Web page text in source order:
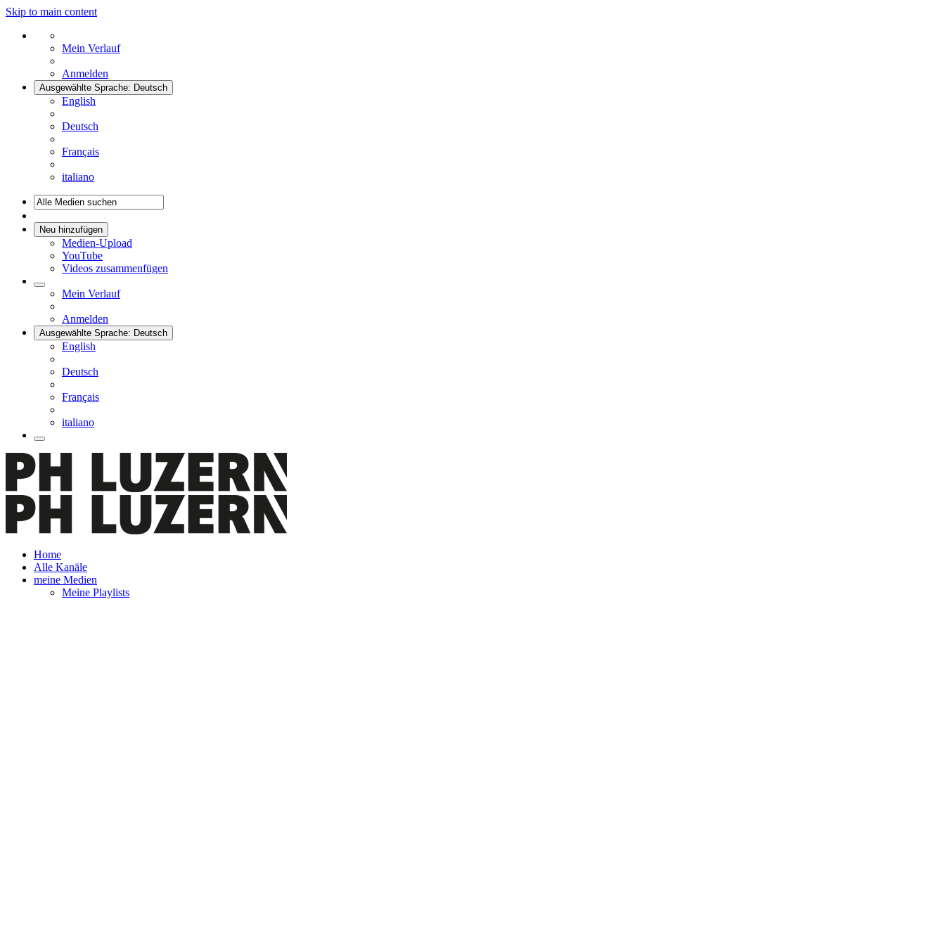
Skip to main content
Mein Verlauf
Anmelden
Ausgewählte Sprache: Deutsch
English
Deutsch
Français
italiano
Neu hinzufügen
Medien-Upload
YouTube
Videos zusammenfügen
Mein Verlauf
Anmelden
Ausgewählte Sprache: Deutsch
English
Deutsch
Français
italiano
Home
Alle Kanäle
meine Medien
Meine Playlists